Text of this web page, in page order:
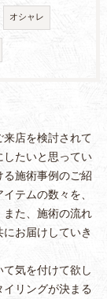
オシャレ
店を検討されて
たいと思ってい
施術事例のご紹
テムの数々を、
た、施術の流れ
お届けしていき
気を付けて欲し
リングが決まる